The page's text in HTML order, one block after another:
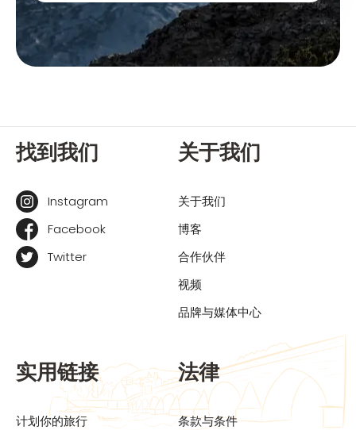
找到我们
Instagram
Facebook
Twitter
关于我们
关于我们
博客
合作伙伴
视频
品牌与媒体中心
实用链接
计划你的旅行
法律
条款与条件